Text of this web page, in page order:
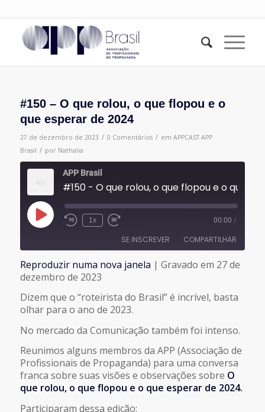
#150 – O que rolou, o que flopou e o
que esperar de 2024
27 de dezembro de 2023 / 0 Comentários / em APPCAST APP
Brasil / por Nathalia
APP Brasil
Reproduzir
episódio
1x 00:00 /
SE INSCREVER COMPARTILHAR
FEED RSS
COMPARTILHAR
LINK
Reproduzir numa nova janela | Gravado em 27 de
dezembro de 2023
Dizem que o “roteirista do Brasil” é incrível, basta
olhar para o ano de 2023.
No mercado da Comunicação também foi intenso.
Reunimos alguns membros da APP (Associação de
Profissionais de Propaganda) para uma conversa
franca sobre suas visões e observações sobre O
que rolou, o que flopou e o que esperar de 2024.
Participaram dessa edição: